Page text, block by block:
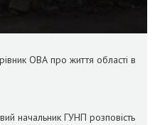
ОВА про життя області в
начальник ГУНП розповість